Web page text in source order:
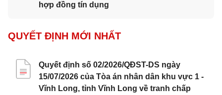
hợp đồng tín dụng
QUYẾT ĐỊNH MỚI NHẤT
Quyết định số 02/2026/QĐST-DS ngày
15/07/2026 của Tòa án nhân dân khu vực 1 -
Vĩnh Long, tỉnh Vĩnh Long về tranh chấp